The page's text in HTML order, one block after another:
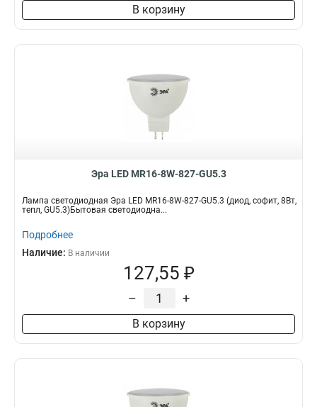
В корзину
Эра LED MR16-8W-827-GU5.3
Лампа светодиодная Эра LED MR16-8W-827-GU5.3 (диод, софит, 8Вт,
тепл, GU5.3)Бытовая светодиодна...
Подробнее
Наличие: В наличии
127,55 ₽
– +
В корзину